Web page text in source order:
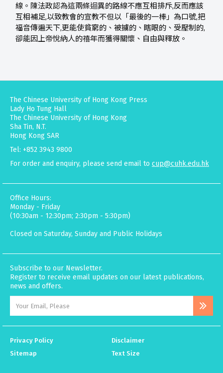
線。陳法政認為這兩條迴異的路線不應互相排斥,反而應該
互相補足,以致教會的宣教不但以「最後的一棒」為口號,把
福音傳遍天下,更能使貧窮的、被擄的、瞎眼的、受壓制的,
卻能因上帝悅納人的禧年而獲得關懷、自由與釋放。
The Chinese University of Hong Kong Press
Lady Ho Tung Hall
The Chinese University of Hong Kong
Sha Tin, N.T.
Hong Kong SAR
Tel: +852 3943 9800
For order and enquiry, please send email to cup@cuhk.edu.hk
Office Hours:
Monday - Friday
(10:30am - 12:30pm; 2:30pm - 5:30pm)
Closed on Saturday, Sunday and Public Holidays
Subscribe to our Newsletter.
Register to receive email updates on our latest publications,
news and offers.
Privacy Policy
Disclaimer
Sitemap
Text Size